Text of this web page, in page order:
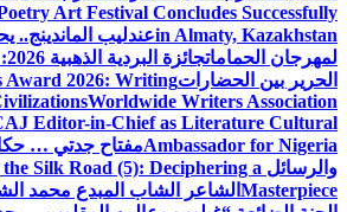
Art Festival Concludes Successfully
in Almaty, Kazakhstanعندليب الماندينج..
لمهرجان الحمامات
الحرير بين الحضاراتAward 2026: Writing
Worldwide Writers Association
Editor-in-Chief as Literature Cultural
Ambassador for Nigeriaمفتاح جدتي …
والرسائل Silk Road (5): Deciphering a
Masterpiece الشاعر الشاب المبدع محمد